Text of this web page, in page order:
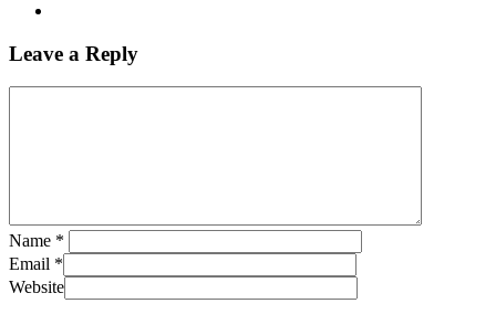
Leave a Reply
Name *
Email *
Website